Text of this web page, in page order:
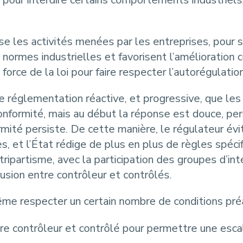
les activités menées par les entreprises, pour
industrielles et favorisent l’amélioration
de la loi pour faire respecter
réactive, et progressive, que les
mais au début la réponse est douce,
persiste. De cette manière, le régulateur
et l’État rédige de plus en plus de règles
avec la participation des groupes
entre contrôleur et contrôlés.
respecter un certain nombre de conditions
contrôleur et contrôlé pour permettre une